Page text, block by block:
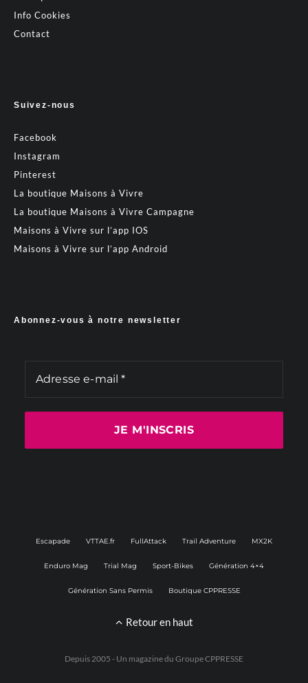
Info Cookies
Contact
Suivez-nous
Facebook
Instagram
Pinterest
La boutique Maisons à Vivre
La boutique Maisons à Vivre Campagne
Maisons à Vivre sur l’app IOS
Maisons à Vivre sur l’app Android
Abonnez-vous à notre newsletter
Escapade VTTAE.fr FullAttack Trail Adventure MX2K
Enduro Mag Trial Mag Sport-Bikes Génération 4×4
Génération Sans Permis Boutique CPPRESSE
Retour en haut
Depuis 2005 - Un magazine du Groupe CPPRESSE